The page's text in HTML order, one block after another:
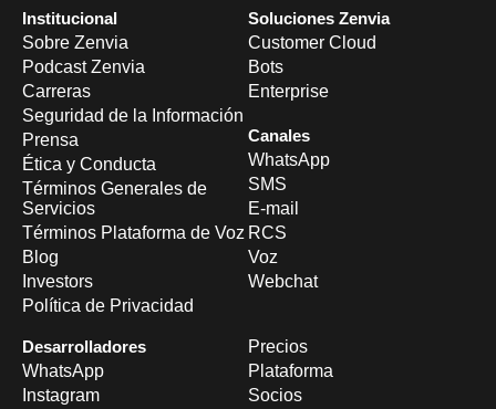
Institucional
Sobre Zenvia
Podcast Zenvia
Carreras
Seguridad de la Información
Prensa
Ética y Conducta
Términos Generales de
Servicios
Términos Plataforma de Voz
Blog
Investors
Política de Privacidad
Soluciones Zenvia
Customer Cloud
Bots
Enterprise
Canales
WhatsApp
SMS
E-mail
RCS
Voz
Webchat
Desarrolladores
WhatsApp
Instagram
Precios
Plataforma
Socios